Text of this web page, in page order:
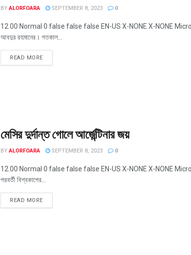
BY ALORFOARA SEPTEMBER 8, 2023 0
12.00 Normal 0 false false false EN-US X-NONE X-NONE
আবদুর রহমানের। গতকাল...
READ MORE
মেসির দুর্দান্ত গোলে আর্জেন্টিনার জয়
BY ALORFOARA SEPTEMBER 8, 2023 0
12.00 Normal 0 false false false EN-US X-NONE X-NONE
পরবর্তী বিশ্বকাপের...
READ MORE